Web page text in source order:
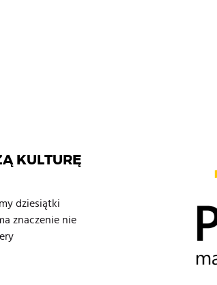
KULTURĘ
dziesiątki
znaczenie nie